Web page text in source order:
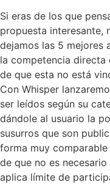
Si eras de los que
propuesta interesante,
dejamos las 5 mejores
la competencia directa
de que esta no está
Con Whisper
ser leídos según su
dándole al usuario la
susurros que son
forma muy
de que no es
aplica límite de